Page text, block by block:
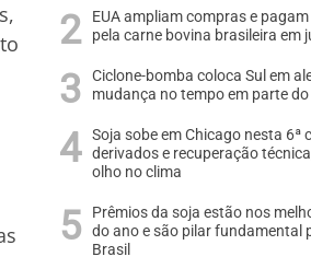
EUA ampliam compras e
pela carne bovina brasileira em
Ciclone-bomba coloca Sul em
mudança no tempo em parte do
Soja sobe em Chicago nesta 6ª
derivados e recuperação
olho no clima
Prêmios da soja estão nos
do ano e são pilar fundamental
Brasil